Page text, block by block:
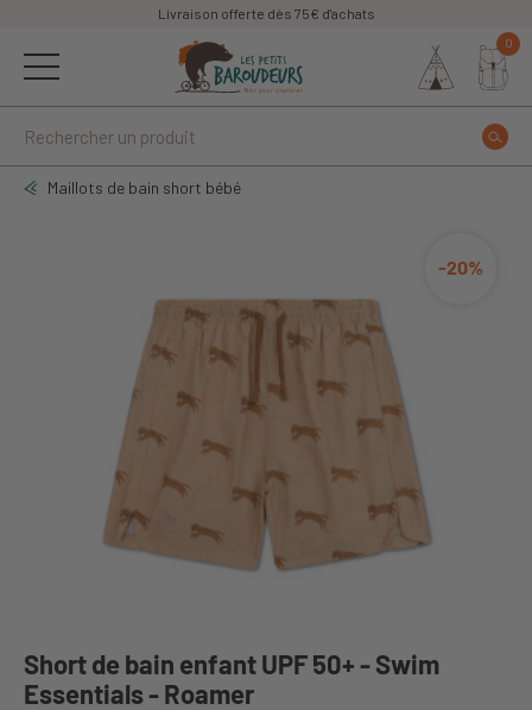
Livraison offerte dès 75€ d'achats
0
Maillots de bain short bébé
-20%
Short de bain enfant UPF 50+ - Swim
Essentials - Roamer